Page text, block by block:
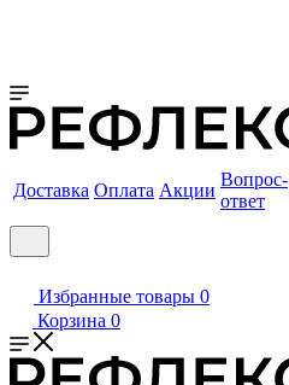
Доставка Оплата Акции
Вопрос-
ответ
Избранные товары 0
Корзина 0